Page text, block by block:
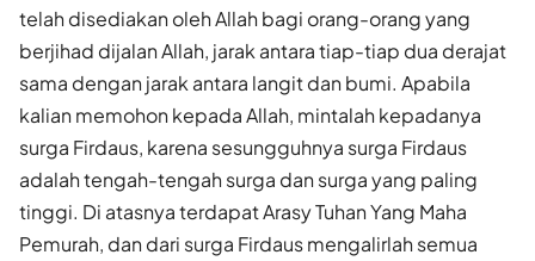
telah disediakan oleh Allah bagi orang-orang yang
berjihad dijalan Allah, jarak antara tiap-tiap dua derajat
sama dengan jarak antara langit dan bumi. Apabila
kalian memohon kepada Allah, mintalah kepadanya
surga Firdaus, karena sesungguhnya surga Firdaus
adalah tengah-tengah surga dan surga yang paling
tinggi. Di atasnya terdapat Arasy Tuhan Yang Maha
Pemurah, dan dari surga Firdaus mengalirlah semua